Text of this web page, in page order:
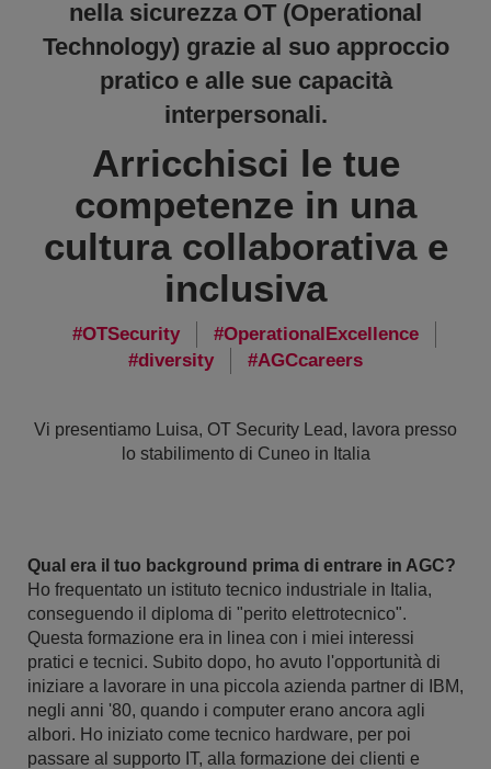
nella sicurezza OT (Operational
Technology) grazie al suo approccio
pratico e alle sue capacità
interpersonali.
Arricchisci le tue
competenze in una
cultura collaborativa e
inclusiva
OTSecurity
OperationalExcellence
diversity
AGCcareers
Vi presentiamo Luisa, OT Security Lead, lavora presso
lo stabilimento di Cuneo in Italia
Qual era il tuo background prima di entrare in AGC?
Ho frequentato un istituto tecnico industriale in Italia,
conseguendo il diploma di "perito elettrotecnico".
Questa formazione era in linea con i miei interessi
pratici e tecnici. Subito dopo, ho avuto l'opportunità di
iniziare a lavorare in una piccola azienda partner di IBM,
negli anni '80, quando i computer erano ancora agli
albori. Ho iniziato come tecnico hardware, per poi
passare al supporto IT, alla formazione dei clienti e